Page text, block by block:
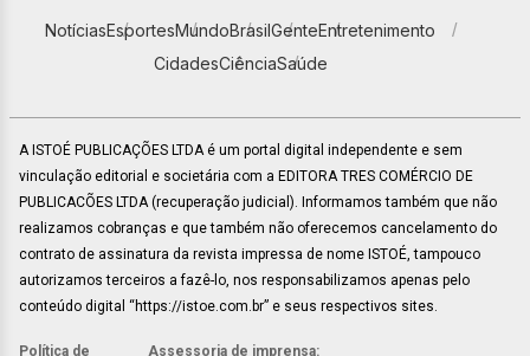
NotíciasEsportesMundoBrasilGenteEntretenimento
CidadesCiênciaSaúde
A ISTOÉ PUBLICAÇÕES LTDA é um portal digital independente e sem
vinculação editorial e societária com a EDITORA TRES COMÉRCIO DE
PUBLICACÕES LTDA (recuperação judicial). Informamos também que não
realizamos cobranças e que também não oferecemos cancelamento do
contrato de assinatura da revista impressa de nome ISTOÉ, tampouco
autorizamos terceiros a fazê-lo, nos responsabilizamos apenas pelo
conteúdo digital “https://istoe.com.br” e seus respectivos sites.
Política de Assessoria de imprensa: